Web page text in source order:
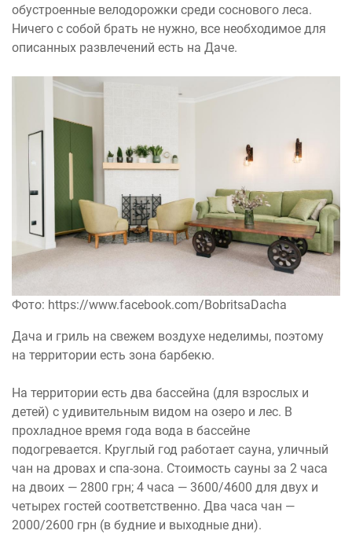
обустроенные велодорожки среди соснового леса.
Ничего с собой брать не нужно, все необходимое для
описанных развлечений есть на Даче.
Фото: https://www.facebook.com/BobritsaDacha
Дача и гриль на свежем воздухе неделимы, поэтому
на территории есть зона барбекю.
На территории есть два бассейна (для взрослых и
детей) с удивительным видом на озеро и лес. В
прохладное время года вода в бассейне
подогревается. Круглый год работает сауна, уличный
чан на дровах и спа-зона. Стоимость сауны за 2 часа
на двоих — 2800 грн; 4 часа — 3600/4600 для двух и
четырех гостей соответственно. Два часа чан —
2000/2600 грн (в будние и выходные дни).